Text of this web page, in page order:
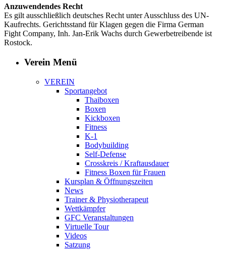
Anzuwendendes Recht
Es gilt ausschließlich deutsches Recht unter Ausschluss des UN-
Kaufrechts. Gerichtsstand für Klagen gegen die Firma German
Fight Company, Inh. Jan-Erik Wachs durch Gewerbetreibende ist
Rostock.
Verein Menü
VEREIN
Sportangebot
Thaiboxen
Boxen
Kickboxen
Fitness
K-1
Bodybuilding
Self-Defense
Crosskreis / Kraftausdauer
Fitness Boxen für Frauen
Kursplan & Öffnungszeiten
News
Trainer & Physiotherapeut
Wettkämpfer
GFC Veranstaltungen
Virtuelle Tour
Videos
Satzung